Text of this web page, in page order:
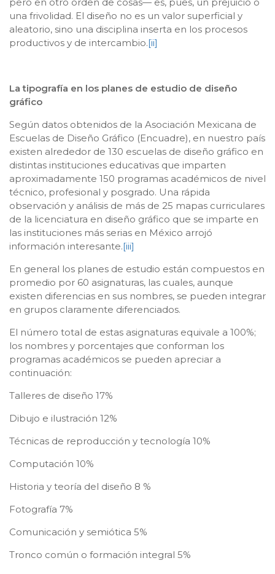
una frivolidad. El diseño no es un valor superficial y
aleatorio, sino una disciplina inserta en los procesos
productivos y de intercambio.[ii]
La tipografía en los planes de estudio de diseño
gráfico
Según datos obtenidos de la Asociación Mexicana de
Escuelas de Diseño Gráfico (Encuadre), en nuestro país
existen alrededor de 130 escuelas de diseño gráfico en
distintas instituciones educativas que imparten
aproximadamente 150 programas académicos de nivel
técnico, profesional y posgrado. Una rápida
observación y análisis de más de 25 mapas curriculares
de la licenciatura en diseño gráfico que se imparte en
las instituciones más serias en México arrojó
información interesante.[iii]
En general los planes de estudio están compuestos en
promedio por 60 asignaturas, las cuales, aunque
existen diferencias en sus nombres, se pueden integrar
en grupos claramente diferenciados.
El número total de estas asignaturas equivale a 100%;
los nombres y porcentajes que conforman los
programas académicos se pueden apreciar a
continuación:
Talleres de diseño 17%
Dibujo e ilustración 12%
Técnicas de reproducción y tecnología 10%
Computación 10%
Historia y teoría del diseño 8 %
Fotografía 7%
Comunicación y semiótica 5%
Tronco común o formación integral 5%